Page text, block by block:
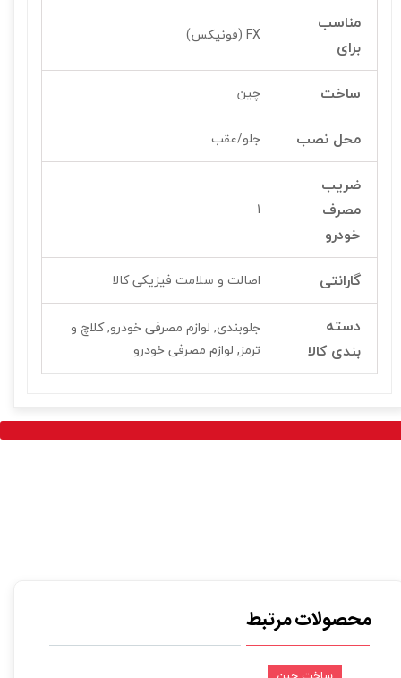
مناسب
برای
FX (فونیکس)
ساخت چین
محل نصب جلو/عقب
ضریب
مصرف
خودرو
1
گارانتی اصالت و سلامت فیزیکی کالا
دسته
بندی کالا
جلوبندی, لوازم مصرفی خودرو, کلاچ و
ترمز, لوازم مصرفی خودرو
محصولات مرتبط